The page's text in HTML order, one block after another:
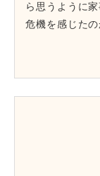
ら思うように
危機を感じたの